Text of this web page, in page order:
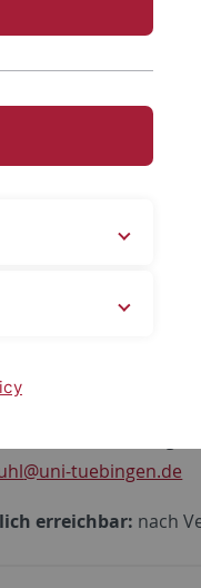
Mitarbeiterin im
@uni-tuebingen.de
erreichbar: nach